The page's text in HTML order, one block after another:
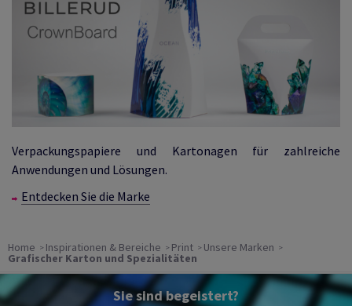
Verpackungspapiere und Kartonagen für zahlreiche
Anwendungen und Lösungen.
Entdecken Sie die Marke
Home Inspirationen & Bereiche Print Unsere Marken
Grafischer Karton und Spezialitäten
Sie sind begeistert?